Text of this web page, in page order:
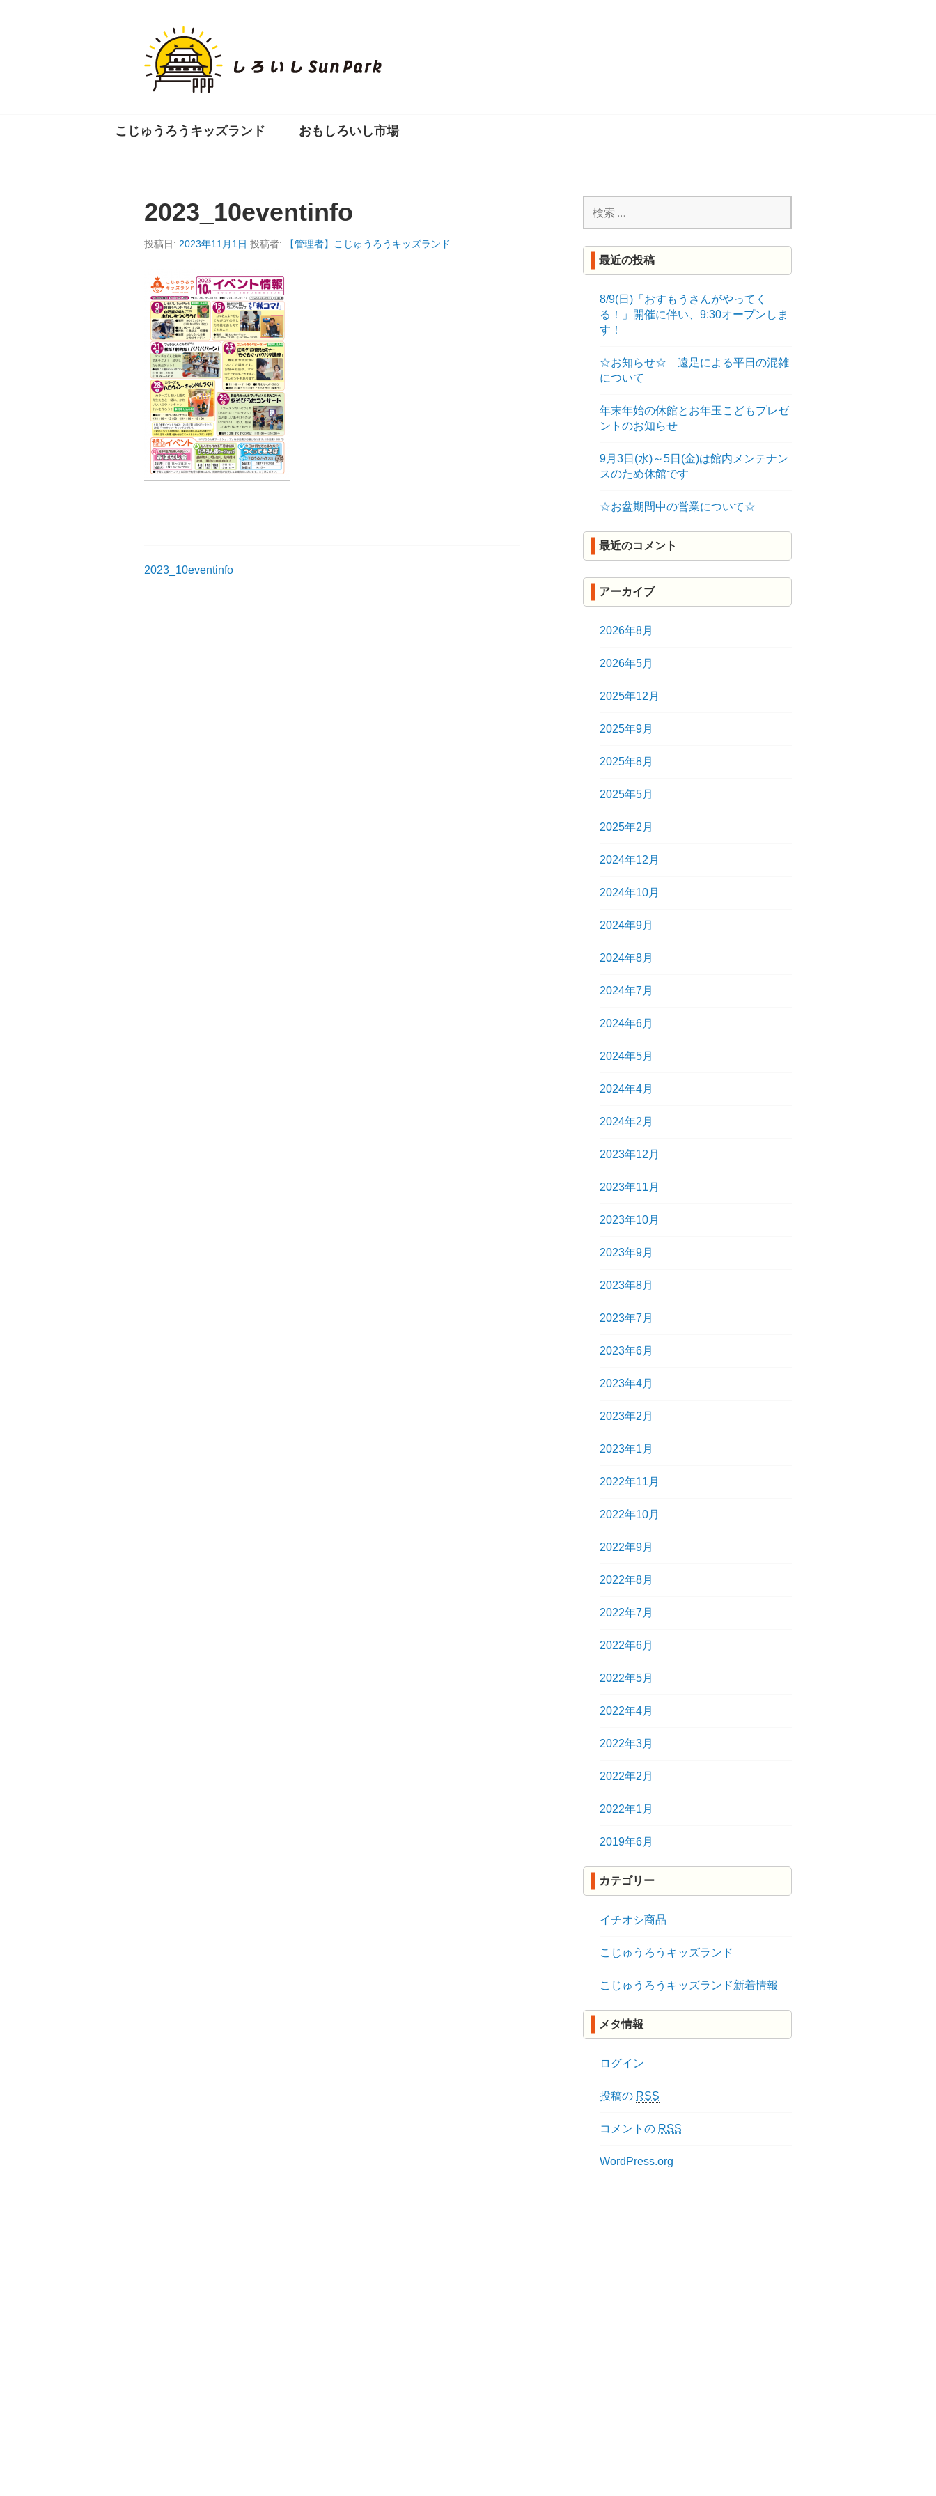
し
N
こじゅうろうキッズランド おもしろいし市場
2023_10eventinfo
投稿日: 2023年11月1日 投稿者: 【管理者】こじゅうろうキッズランド
投
2023_10eventinfo
索:
最近の投稿
8/9(日)「おすもうさんがやってく
る！」開催に伴い、9:30オープンしま
す！
☆お知らせ☆ 遠足による平日の混雑
について
年末年始の休館とお年玉こどもプレゼ
ントのお知らせ
9月3日(水)～5日(金)は館内メンテナン
スのため休館です
☆お盆期間中の営業について☆
最近のコメント
アーカイブ
2026年8月
2026年5月
2025年12月
2025年9月
2025年8月
2025年5月
2025年2月
2024年12月
2024年10月
2024年9月
2024年8月
2024年7月
2024年6月
2024年5月
2024年4月
2024年2月
2023年12月
2023年11月
2023年10月
2023年9月
2023年8月
2023年7月
2023年6月
2023年4月
2023年2月
2023年1月
2022年11月
2022年10月
2022年9月
2022年8月
2022年7月
2022年6月
2022年5月
2022年4月
2022年3月
2022年2月
2022年1月
2019年6月
カテゴリー
イチオシ商品
こじゅうろうキッズランド
こじゅうろうキッズランド新着情報
メタ情報
ログイン
投稿の RSS
コメントの RSS
WordPress.org